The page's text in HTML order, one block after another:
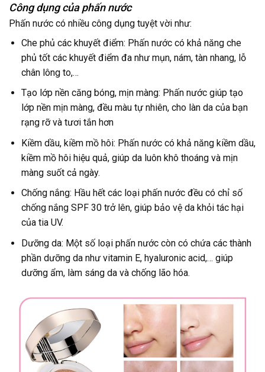
Công dụng của phấn nước
Phấn nước có nhiều công dụng tuyệt vời như:
Che phủ các khuyết điểm: Phấn nước có khả năng che
phủ tốt các khuyết điểm đa như mụn, nám, tàn nhang, lỗ
chân lông to,…
Tạo lớp nền căng bóng, mịn màng: Phấn nước giúp tạo
lớp nền mịn màng, đều màu tự nhiên, cho làn da của bạn
rạng rỡ và tươi tắn hơn
Kiềm dầu, kiềm mồ hôi: Phấn nước có khả năng kiềm dầu,
kiềm mồ hôi hiệu quả, giúp da luôn khô thoáng và mịn
màng suốt cả ngày.
Chống nắng: Hầu hết các loại phấn nước đều có chỉ số
chống nắng SPF 30 trở lên, giúp bảo vệ da khỏi tác hại
của tia UV.
Dưỡng da: Một số loại phấn nước còn có chứa các thành
phần dưỡng da như vitamin E, hyaluronic acid,… giúp
dưỡng ẩm, làm sáng da và chống lão hóa.